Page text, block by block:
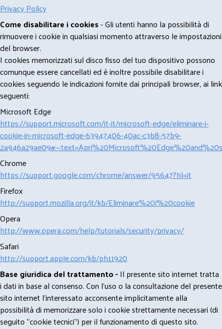
Privacy Policy
Come disabilitare i cookies- Gli utenti hanno la possibilità di
rimuovere i cookie in qualsiasi momento attraverso le impostazioni
del browser.
I cookies memorizzati sul disco fisso del tuo dispositivo possono
comunque essere cancellati ed è inoltre possibile disabilitare i
cookies seguendo le indicazioni fornite dai principali browser, ai link
seguenti:
Microsoft Edge
https://support.microsoft.com/it-it/microsoft-edge/eliminare-i-
cookie-in-microsoft-edge-63947406-40ac-c3b8-57b9-
Chrome
https://support.google.com/chrome/answer/95647?hl=it
Firefox
http://support.mozilla.org/it/kb/Eliminare%20i%20cookie
Opera
http://www.opera.com/help/tutorials/security/privacy/
Safari
http://support.apple.com/kb/ph11920
Base giuridica del trattamento -Il presente sito internet tratta
i dati in base al consenso. Con l'uso o la consultazione del presente
sito internet l’interessato acconsente implicitamente alla
possibilità di memorizzare solo i cookie strettamente necessari (di
seguito “cookie tecnici”) per il funzionamento di questo sito.